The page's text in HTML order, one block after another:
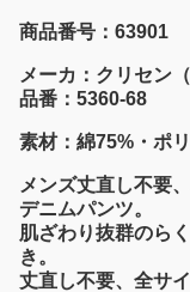
商品番号：63901
メーカ：クリセン（
品番：5360-68
素材：綿75%・ポ
メンズ丈直し不要
デニムパンツ。
肌ざわり抜群のら
き。
丈直し不要、全サ